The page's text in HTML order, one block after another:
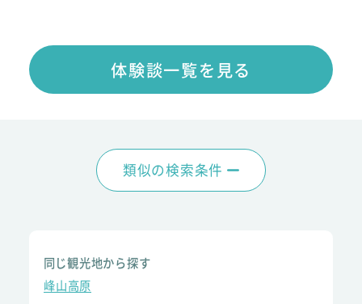
体験談一覧を見る
類似の検索条件
同じ観光地から探す
峰山高原